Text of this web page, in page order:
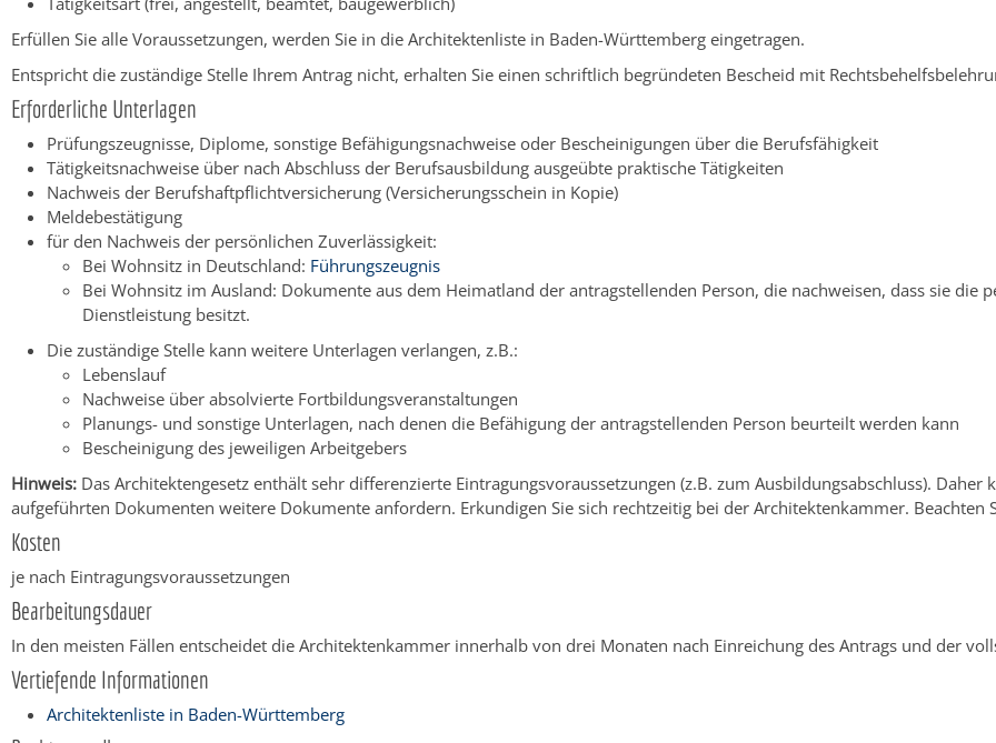
Erfüllen Sie alle Voraussetzungen, werden Sie in die Architektenliste in Baden-Württemberg eingetragen.
Entspricht die zuständige Stelle Ihrem Antrag nicht, erhalten Sie einen schriftlich begründeten Bescheid mit
Erforderliche Unterlagen
Prüfungszeugnisse, Diplome, sonstige Befähigungsnachweise oder Bescheinigungen über die Berufsfähigkeit
Tätigkeitsnachweise über nach Abschluss der Berufsausbildung ausgeübte praktische Tätigkeiten
Nachweis der Berufshaftpflichtversicherung (Versicherungsschein in Kopie)
Meldebestätigung
für den Nachweis der persönlichen Zuverlässigkeit:
Bei Wohnsitz in Deutschland: Führungszeugnis
Bei Wohnsitz im Ausland: Dokumente aus dem Heimatland der antragstellenden Person, die nachweisen, dass sie die
Dienstleistung besitzt.
Die zuständige Stelle kann weitere Unterlagen verlangen, z.B.:
Lebenslauf
Nachweise über absolvierte Fortbildungsveranstaltungen
Planungs- und sonstige Unterlagen, nach denen die Befähigung der antragstellenden Person beurteilt werden kann
Bescheinigung des jeweiligen Arbeitgebers
Hinweis: Das Architektengesetz enthält sehr differenzierte Eintragungsvoraussetzungen (z.B. zum Ausbildungsabschluss).
aufgeführten Dokumenten weitere Dokumente anfordern. Erkundigen Sie sich rechtzeitig bei der Architektenkammer. Beachten
Kosten
je nach Eintragungsvoraussetzungen
Bearbeitungsdauer
In den meisten Fällen entscheidet die Architektenkammer innerhalb von drei Monaten nach Einreichung des Antrags und der
Vertiefende Informationen
Architektenliste in Baden-Württemberg